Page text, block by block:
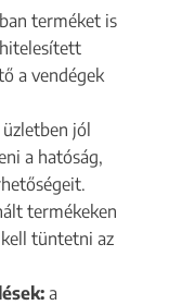
terméket is
a vendégek
üzletben jól
a hatóság,
termékeken
tüntetni az
a